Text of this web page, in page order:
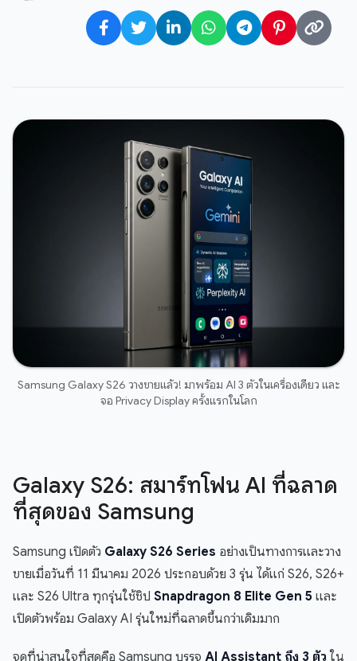
Samsung Galaxy S26 วางขายแล้ว! มาพร้อม AI 3 ตัวในเครื่องเดียว และ
จอ Privacy Display ครั้งแรกในโลก
Galaxy S26: สมาร์ทโฟน AI ที่ฉลาด
ที่สุดของ Samsung
Samsung เปิดตัว Galaxy S26 Series อย่างเป็นทางการและวาง
ขายเมื่อวันที่ 11 มีนาคม 2026 ประกอบด้วย 3 รุ่น ได้แก่ S26, S26+
และ S26 Ultra ทุกรุ่นใช้ชิป Snapdragon 8 Elite Gen 5 และ
เปิดตัวพร้อม Galaxy AI รุ่นใหม่ที่ฉลาดขึ้นกว่าเดิมมาก
จุดที่น่าสนใจที่สุดคือ Samsung บรรจุ AI Assistant ถึง 3 ตัว ใน